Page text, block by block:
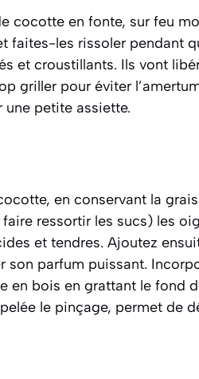
cocotte en fonte, sur feu
faites-les rissoler pendant
et croustillants. Ils vont
griller pour éviter
une petite assiette.
en conservant la
ressortir les sucs) les
et tendres. Ajoutez
son parfum puissant.
en bois en grattant le fond
le pinçage, permet de